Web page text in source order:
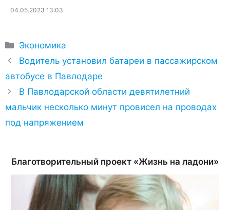
04.05.2023 13:03
Рубрики
Экономика
Водитель установил батареи в пассажирском
автобусе в Павлодаре
В Павлодарской области девятилетний
мальчик несколько минут провисел на проводах
под напряжением
Благотворительный проект «Жизнь на ладони»